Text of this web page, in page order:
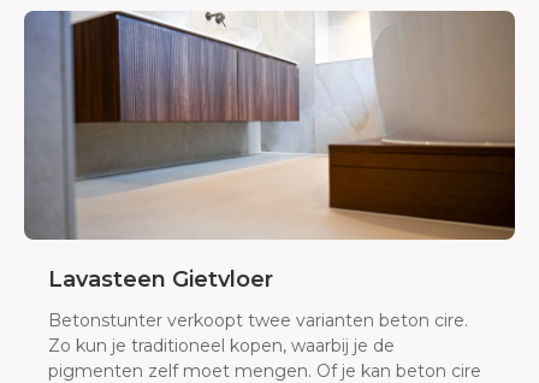
Lavasteen Gietvloer
Betonstunter verkoopt twee varianten beton cire.
Zo kun je traditioneel kopen, waarbij je de
pigmenten zelf moet mengen. Of je kan beton cire